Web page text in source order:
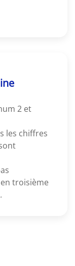
2 et
les chiffres
troisième